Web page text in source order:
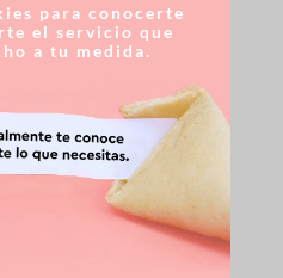
para conocerte
el servicio que
a tu medida.